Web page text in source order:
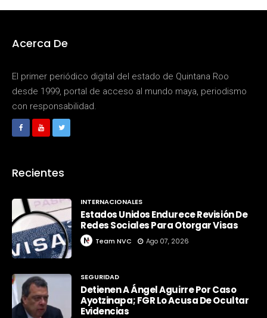
Acerca De
El primer periódico digital del estado de Quintana Roo
desde 1999, portal de acceso al mundo maya, periodismo
con responsabilidad.
Recientes
INTERNACIONALES
Estados Unidos Endurece Revisión De
Redes Sociales Para Otorgar Visas
Team NVC Ago 07, 2026
SEGURIDAD
Detienen A Ángel Aguirre Por Caso
Ayotzinapa; FGR Lo Acusa De Ocultar
Evidencias